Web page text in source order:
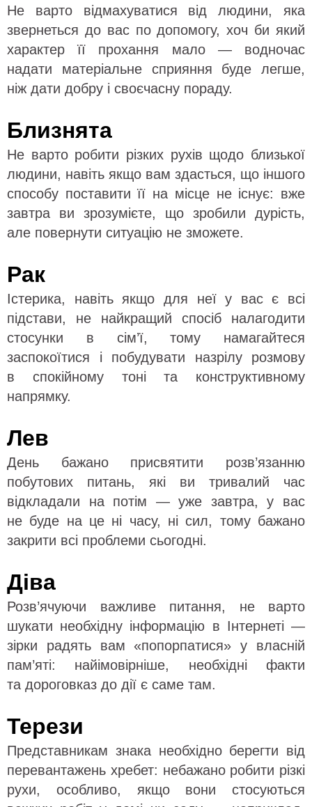
Не варто відмахуватися від людини, яка
звернеться до вас по допомогу, хоч би який
характер її прохання мало — водночас
надати матеріальне сприяння буде легше,
ніж дати добру і своєчасну пораду.
Близнята
Не варто робити різких рухів щодо близької
людини, навіть якщо вам здасться, що іншого
способу поставити її на місце не існує: вже
завтра ви зрозумієте, що зробили дурість,
але повернути ситуацію не зможете.
Рак
Істерика, навіть якщо для неї у вас є всі
підстави, не найкращий спосіб налагодити
стосунки в сім’ї, тому намагайтеся
заспокоїтися і побудувати назрілу розмову
в спокійному тоні та конструктивному
напрямку.
Лев
День бажано присвятити розв’язанню
побутових питань, які ви тривалий час
відкладали на потім — уже завтра, у вас
не буде на це ні часу, ні сил, тому бажано
закрити всі проблеми сьогодні.
Діва
Розв’ячуючи важливе питання, не варто
шукати необхідну інформацію в Інтернеті —
зірки радять вам «попорпатися» у власній
пам’яті: найімовірніше, необхідні факти
та дороговказ до дії є саме там.
Терези
Представникам знака необхідно берегти від
перевантажень хребет: небажано робити різкі
рухи, особливо, якщо вони стосуються